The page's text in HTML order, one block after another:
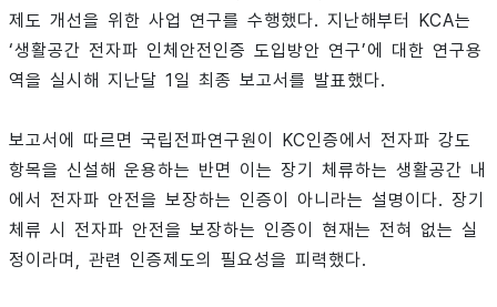
제도 개선을 위한 사업 연구를 수행했다. 지난해부터 KCA는
‘생활공간 전자파 인체안전인증 도입방안 연구’에 대한 연구용
역을 실시해 지난달 1일 최종 보고서를 발표했다.
보고서에 따르면 국립전파연구원이 KC인증에서 전자파 강도
항목을 신설해 운용하는 반면 이는 장기 체류하는 생활공간 내
에서 전자파 안전을 보장하는 인증이 아니라는 설명이다. 장기
체류 시 전자파 안전을 보장하는 인증이 현재는 전혀 없는 실
정이라며, 관련 인증제도의 필요성을 피력했다.